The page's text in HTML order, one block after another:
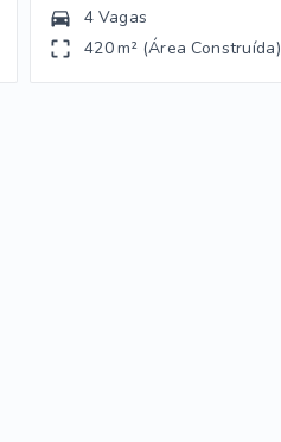
4 Vagas
420 m² (Área Construída)